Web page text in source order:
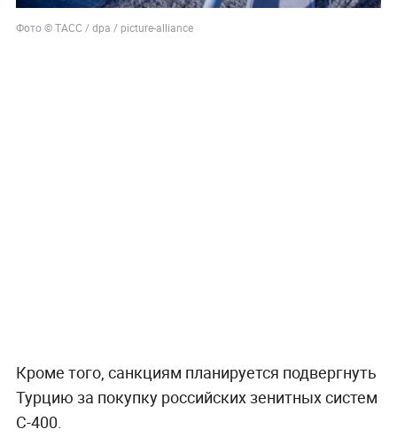
Фото © ТАСС / dpa / picture-alliance
Кроме того, санкциям планируется подвергнуть
Турцию за покупку российских зенитных систем
С-400.